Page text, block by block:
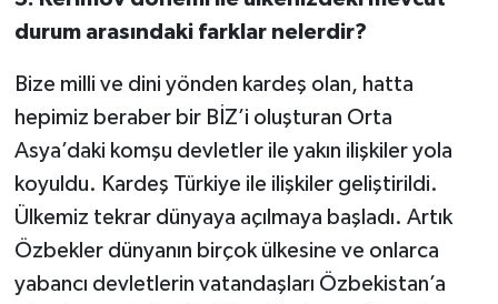
durum arasındaki farklar nelerdir?
Bize milli ve dini yönden kardeş olan, hatta
hepimiz beraber bir BİZ’i oluşturan Orta
Asya’daki komşu devletler ile yakın ilişkiler yola
koyuldu. Kardeş Türkiye ile ilişkiler geliştirildi.
Ülkemiz tekrar dünyaya açılmaya başladı. Artık
Özbekler dünyanın birçok ülkesine ve onlarca
yabancı devletlerin vatandaşları Özbekistan’a